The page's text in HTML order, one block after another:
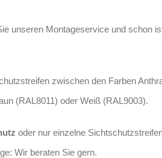
unseren Montageservice und schon
zwischen den Farben
(RAL8011) oder Weiß (RAL9003).
oder nur einzelne
Wir beraten Sie gern.